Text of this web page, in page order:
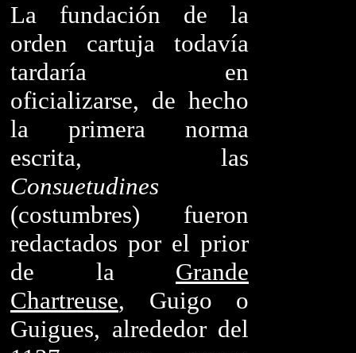
La fundación de la
orden cartuja todavía
tardaría en
oficializarse, de hecho
la primera norma
escrita, las
Consuetudines
(costumbres) fueron
redactados por el prior
de la Grande
Chartreuse, Guigo o
Guigues, alrededor del